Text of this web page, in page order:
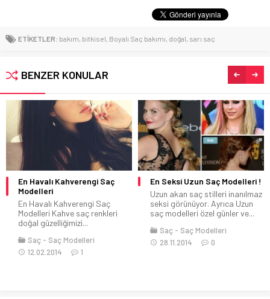
ETİKETLER: bakım bitkisel Boyalı Saç bakımı doğal sarı saç
BENZER KONULAR
En Seksi Uzun Saç Modelleri !
Uzun akan saç stilleri inanılmaz
seksi görünüyor. Ayrıca Uzun
saç modelleri özel günler ve...
Saç
28.11.2014
Balıksırtı Örgü Saç
Video
Balıksırtı Örgü Saç
Yapılır Video Anlatımlı
Saç
Saç Modelleri